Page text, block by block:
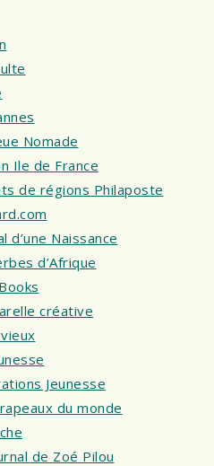
Nomade
Ile de France
de régions Philaposte
d’une Naissance
d’Afrique
créative
Jeunesse
du monde
de Zoé Pilou